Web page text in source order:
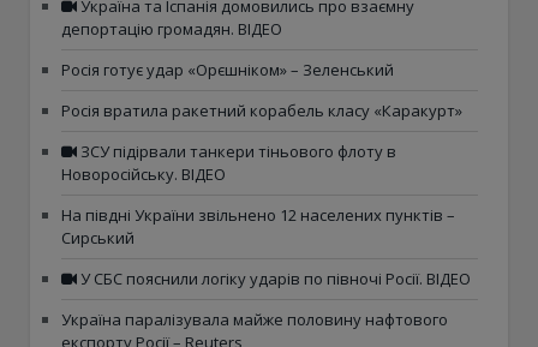
Україна та Іспанія домовились про взаємну
депортацію громадян. ВІДЕО
Росія готує удар «Орєшніком» – Зеленський
Росія вратила ракетний корабель класу «Каракурт»
ЗСУ підірвали танкери тіньового флоту в
Новоросійську. ВІДЕО
На півдні України звільнено 12 населених пунктів –
Сирський
У СБС пояснили логіку ударів по півночі Росії. ВІДЕО
Україна паралізувала майже половину нафтового
експорту Росії – Reuters